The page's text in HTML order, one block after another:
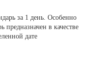
за 1 день. Особенно
предназначен в качестве
дате